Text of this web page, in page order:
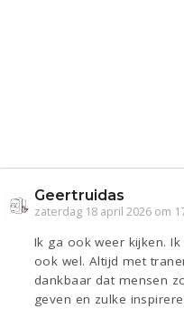
Geertruidas
zaterdag 18 april 2026 om
Ik ga ook weer kijken.
ook wel. Altijd met
dankbaar dat mensen
geven en zulke